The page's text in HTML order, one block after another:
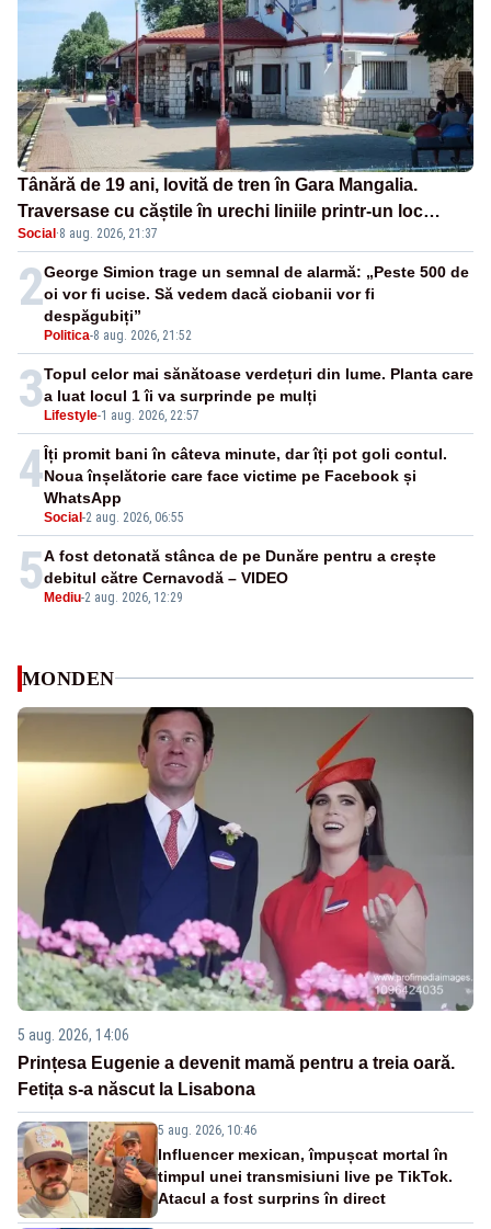
Tânără de 19 ani, lovită de tren în Gara Mangalia.
Traversase cu căștile în urechi liniile printr-un loc
nepermis
Social·8 aug. 2026, 21:37
2
Politica-8 aug. 2026, 21:52
George Simion trage un semnal de alarmă: „Peste 500 de
oi vor fi ucise. Să vedem dacă ciobanii vor fi
despăgubiți”
3Lifestyle-1 aug. 2026, 22:57
Topul celor mai sănătoase verdețuri din lume. Planta care
a luat locul 1 îi va surprinde pe mulți
4
Social-2 aug. 2026, 06:55
Îți promit bani în câteva minute, dar îți pot goli contul.
Noua înșelătorie care face victime pe Facebook și
WhatsApp
5Mediu-2 aug. 2026, 12:29
A fost detonată stânca de pe Dunăre pentru a crește
debitul către Cernavodă – VIDEO
MONDEN
5 aug. 2026, 14:06
Prințesa Eugenie a devenit mamă pentru a treia oară.
Fetița s-a născut la Lisabona
5 aug. 2026, 10:46
Influencer mexican, împușcat mortal în
timpul unei transmisiuni live pe TikTok.
Atacul a fost surprins în direct